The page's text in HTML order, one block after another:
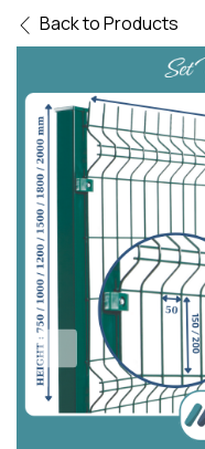
Back to Products